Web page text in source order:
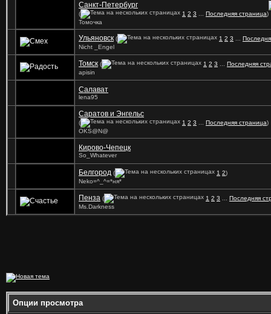
Санкт-Петербург
( 1 2 3 Последняя страница)
Томочка
Ульяновск ( 1 2 3
Nicht _Engel
Томск ( 1 2 3
Последняя
apisin
Салават
lena95
Саратов и Энгельс
( 1 2 3 Последняя страница)
OKS@N@
Кирово-Чепецк
So_Whatever
Белгород ( 1 2)
Neko=^_^=*ня*
Пенза ( 1 2 3
Последняя
Ms.Darkness
Опции просмотра